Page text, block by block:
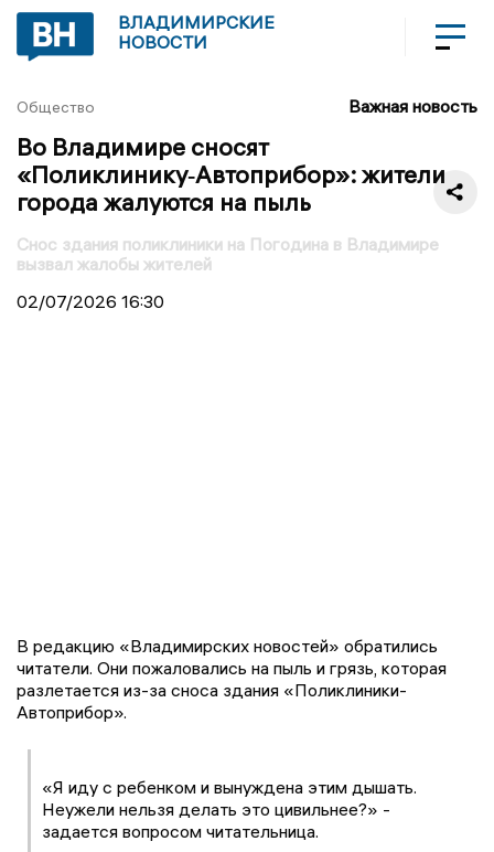
ВЛАДИМИРСКИЕ
НОВОСТИ
Общество Важная новость
Во Владимире сносят
«Поликлинику‑Автоприбор»: жители
города жалуются на пыль
Снос здания поликлиники на Погодина в Владимире
вызвал жалобы жителей
02/07/2026 16:30
В редакцию «Владимирских новостей» обратились
читатели. Они пожаловались на пыль и грязь, которая
разлетается из-за сноса здания «Поликлиники-
Автоприбор».
«Я иду с ребенком и вынуждена этим дышать.
Неужели нельзя делать это цивильнее?» -
задается вопросом читательница.